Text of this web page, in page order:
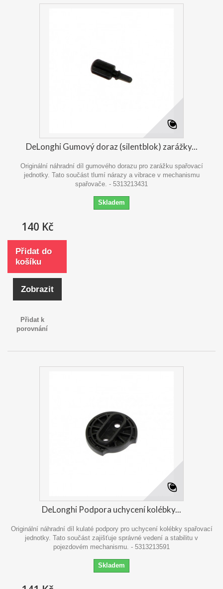
DeLonghi Gumový doraz (silentblok) zarážky...
Originální náhradní díl gumového dorazu pro zarážku spařovací
jednotky. Tato součást tlumí nárazy a vibrace v mechanismu
spařovače. - 5313213431
Skladem
140 Kč
Přidat do
košíku
Zobrazit
Přidat k
porovnání
DeLonghi Podpora uchycení kolébky...
Originální náhradní díl kulaté podpory pro uchycení kolébky spařovací
jednotky. Tato součást zajišťuje správné vedení a stabilitu v
pojezdovém mechanismu. - 5313213591
Skladem